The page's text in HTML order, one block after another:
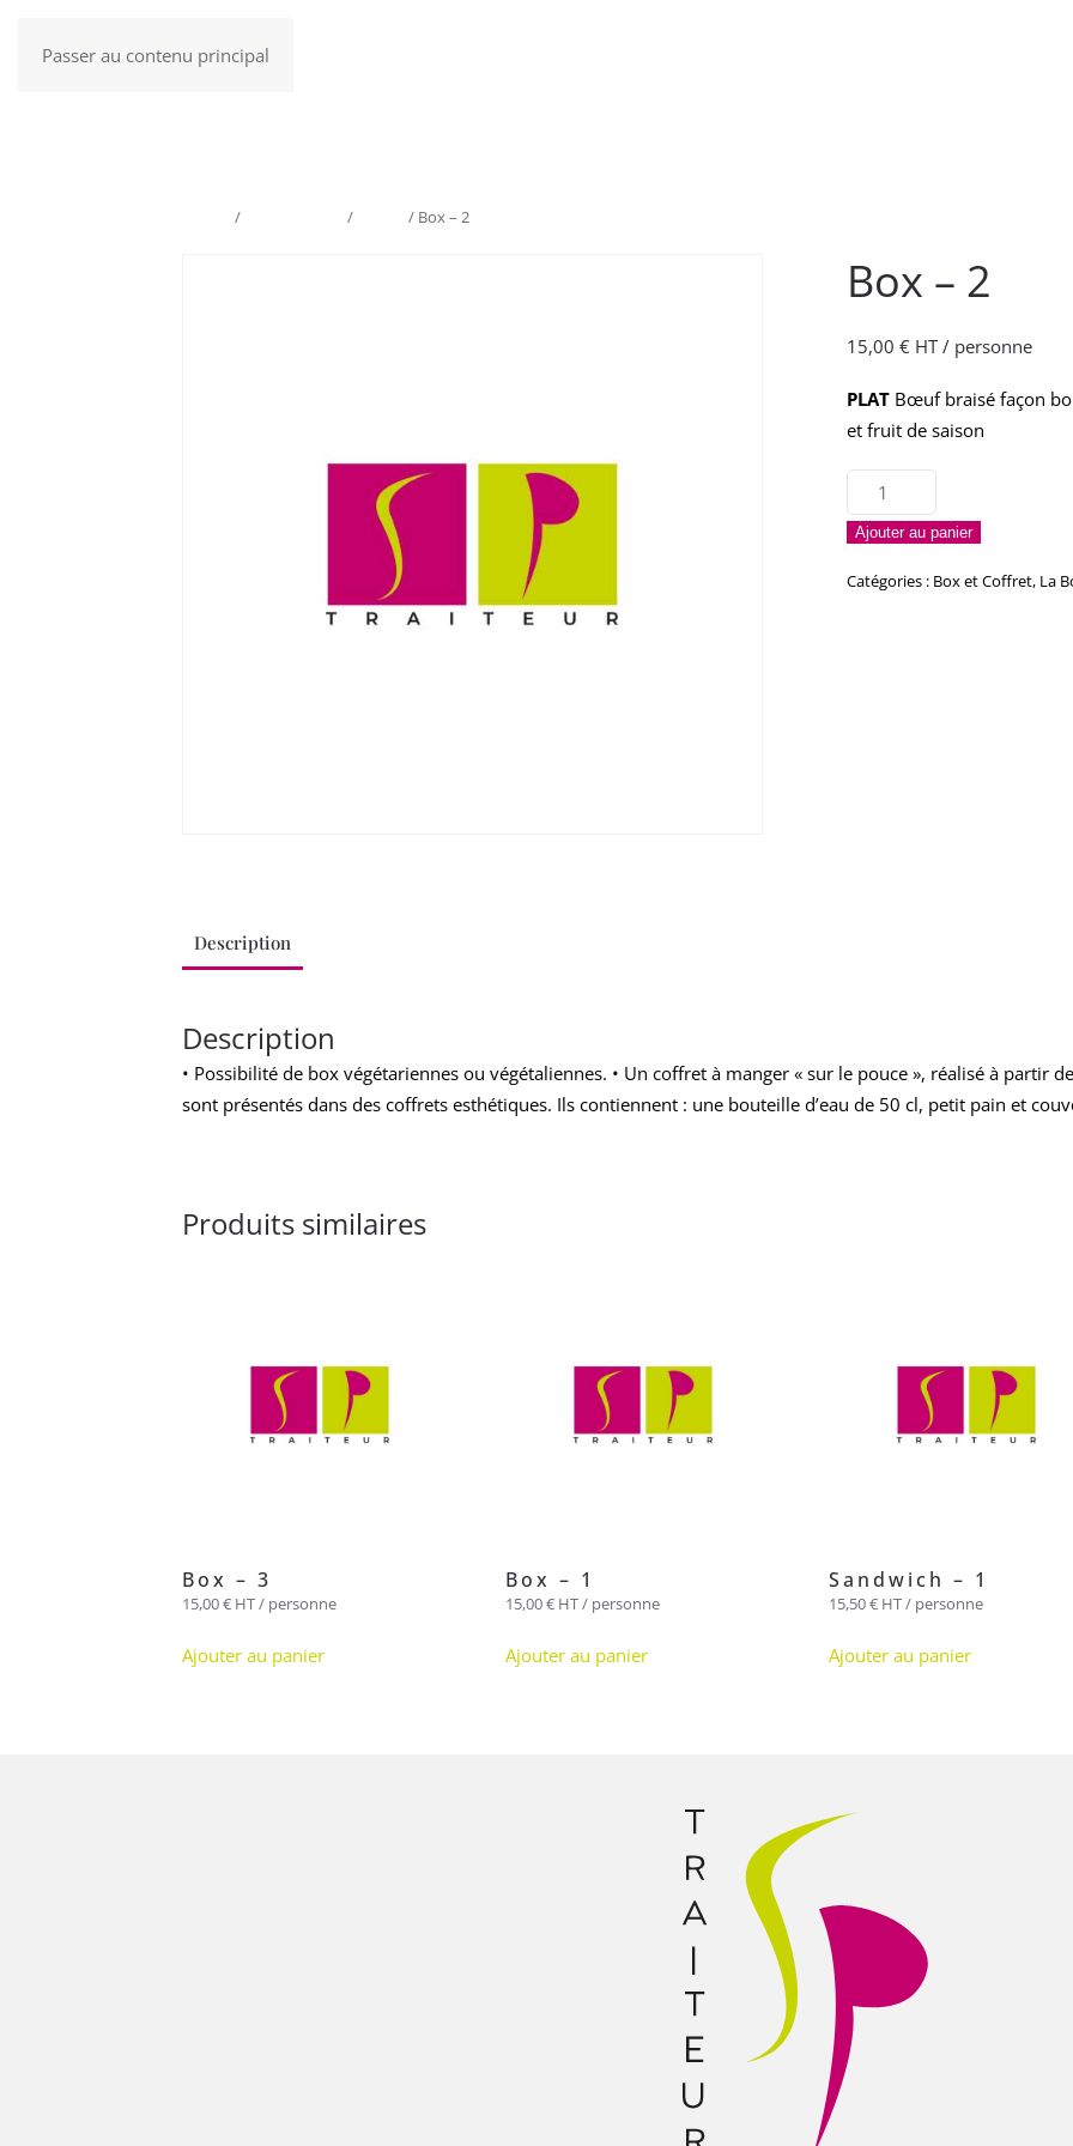
Passer au contenu principal
Menu
/ / / Box – 2
Box – 2
15,00 € HT / personne
PLAT Bœuf braisé façon
et fruit de saison
quantité
de
Box
-
Ajouter au panier
Catégories : Box et Coffret, La
Description
Description
• Possibilité de box végétariennes ou végétaliennes. • Un coffret à manger « sur le pouce », réalisé à partir
sont présentés dans des coffrets esthétiques. Ils contiennent : une bouteille d’eau de 50 cl, petit pain et
Produits similaires
Box – 3
15,00€ HT / personne
Ajouter au panier
Box – 1
15,00€ HT / personne
Ajouter au panier
Sandwich – 1
15,50€ HT / personne
Ajouter au panier